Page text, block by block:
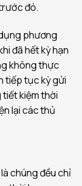
đó.
phương
đã hết kỳ hạn
không thực
tiếp tục kỳ gửi
kiệm thời
lại các thủ
chúng đều chỉ